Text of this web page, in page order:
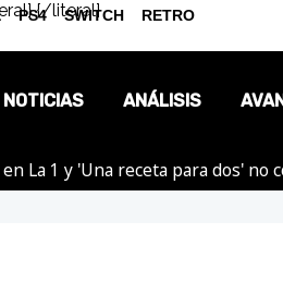
{/literal}
NOTICIAS
OPINIÓN
ANÁLISIS
La 1 y 'Una receta para dos' no
PS4 SWITCH RETRO